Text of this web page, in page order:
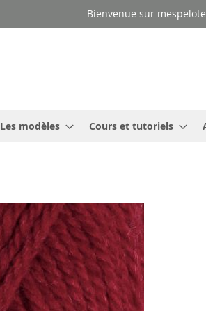
Bienvenue sur
Les modèles Cours et tutoriels